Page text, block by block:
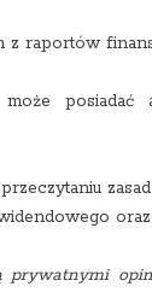
z raportów
posiadać
prywatnymi